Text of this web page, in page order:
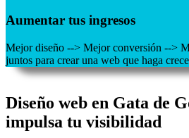
Aumentar tus ingresos
Mejor diseño --> Mejor conversión -->
juntos para crear una web que haga
Diseño web en Gata de
impulsa tu visibilidad